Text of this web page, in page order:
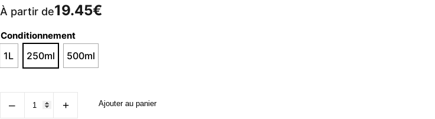
sur 5
basé sur
client
À partir de19.45€
Conditionnement
1L 250ml 500ml
‒
quantité
de
MAIMERI
+ Ajouter au panier